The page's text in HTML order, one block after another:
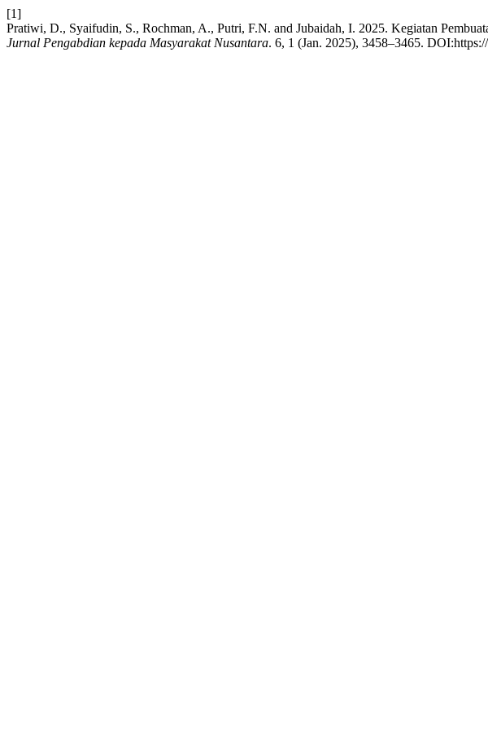
[1]
Pratiwi, D., Syaifudin, S., Rochman, A., Putri, F.N. and Jubaidah, I. 2025. Kegiatan
Jurnal Pengabdian kepada Masyarakat Nusantara. 6, 1 (Jan. 2025), 3458–3465.